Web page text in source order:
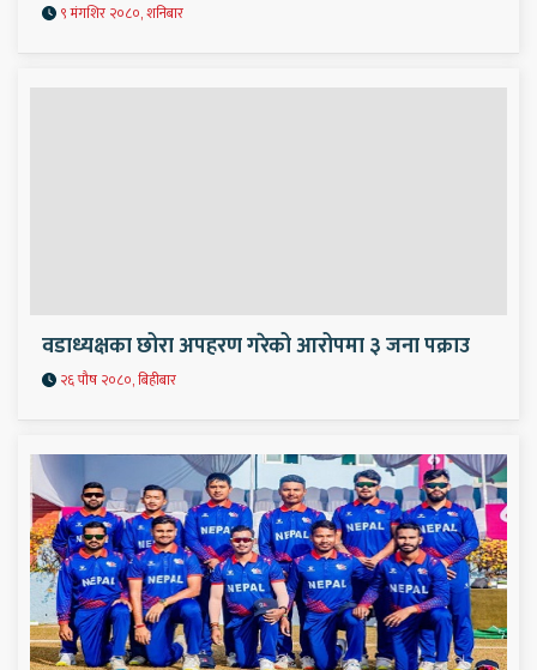
९ मंगशिर २०८०, शनिबार
वडाध्यक्षका छोरा अपहरण गरेको आरोपमा ३ जना पक्राउ
२६ पौष २०८०, बिहीबार